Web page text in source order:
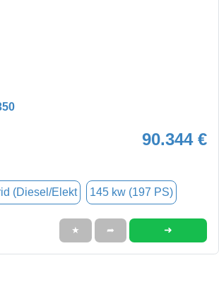
90.344 €
(Diesel/Elekt 145 kw (197 PS)
★ ➦ ➜